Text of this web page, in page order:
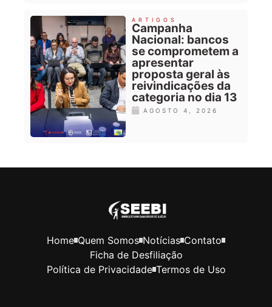
ARTIGOS
Campanha
Nacional: bancos
se comprometem a
apresentar
proposta geral às
reivindicações da
categoria no dia 13
AGOSTO 4, 2026
Home Quem Somos Notícias Contato
Ficha de Desfiliação
Política de Privacidade Termos de Uso